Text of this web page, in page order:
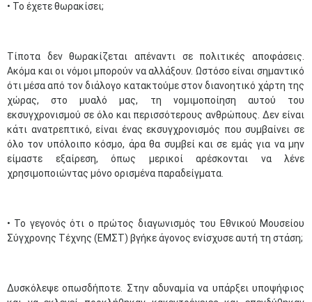
• Το έχετε θωρακίσει;
Τίποτα δεν θωρακίζεται απέναντι σε πολιτικές αποφάσεις.
Ακόμα και οι νόμοι μπορούν να αλλάξουν. Ωστόσο είναι σημαντικό
ότι μέσα από τον διάλογο κατακτούμε στον διανοητικό χάρτη της
χώρας, στο μυαλό μας, τη νομιμοποίηση αυτού του
εκσυγχρονισμού σε όλο και περισσότερους ανθρώπους. Δεν είναι
κάτι ανατρεπτικό, είναι ένας εκσυγχρονισμός που συμβαίνει σε
όλο τον υπόλοιπο κόσμο, άρα θα συμβεί και σε εμάς για να μην
είμαστε εξαίρεση, όπως μερικοί αρέσκονται να λένε
χρησιμοποιώντας μόνο ορισμένα παραδείγματα.
• Το γεγονός ότι ο πρώτος διαγωνισμός του Εθνικού Μουσείου
Σύγχρονης Τέχνης (ΕΜΣΤ) βγήκε άγονος ενίσχυσε αυτή τη στάση;
Δυσκόλεψε οπωσδήποτε. Στην αδυναμία να υπάρξει υποψήφιος